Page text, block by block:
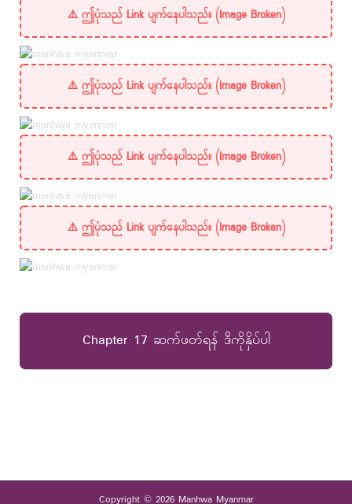
Chapter 17 ဆက်ဖတ်ရန် ဒီကိုနှိပ်ပါ
Copyright © 2026 Manhwa Myanmar